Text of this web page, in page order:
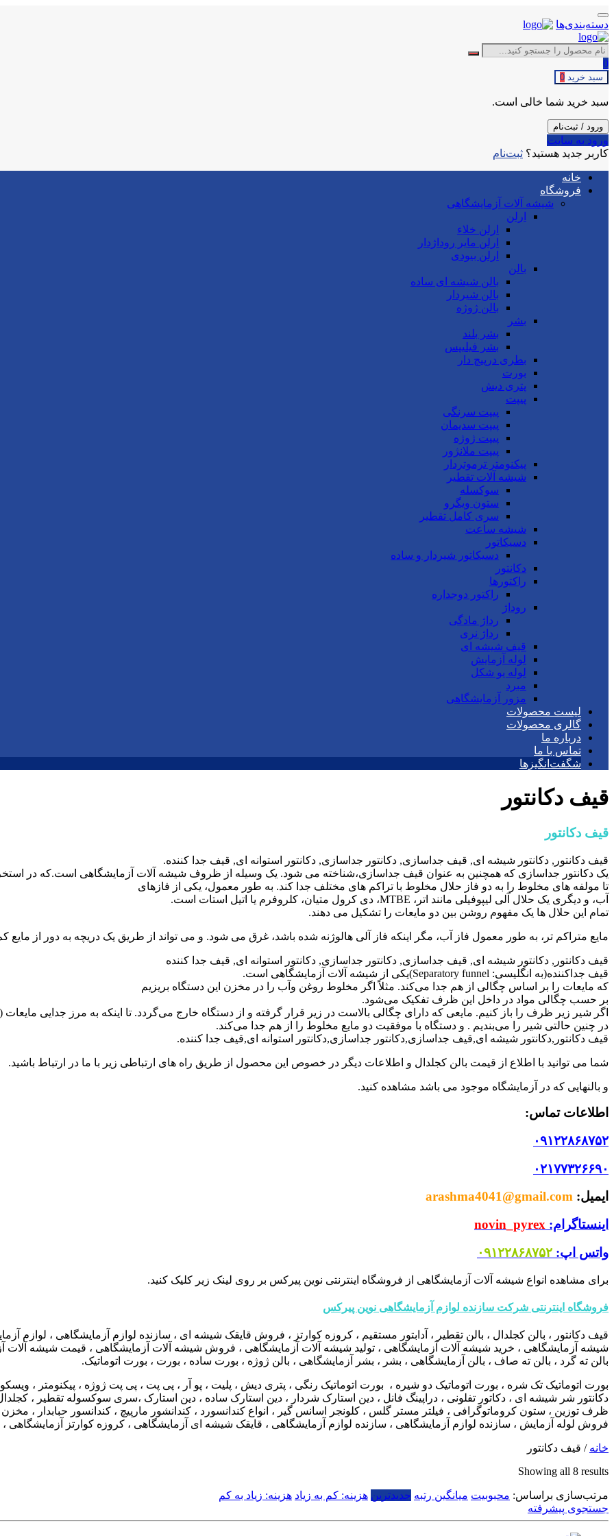
دسته‌بندی‌ها
0
سبد خرید 0
سبد خرید شما خالی است.
ورود / ثبت‌نام
ورود به سایت
کاربر جدید هستید؟ ثبت‌نام
خانه
فروشگاه
شیشه آلات آزمایشگاهی
ارلن
ارلن خلاء
ارلن مایر روداژدار
ارلن بیودی
بالن
بالن شیشه ای ساده
بالن شیردار
بالن ژوژه
بشر
بشر بلند
بشر فیلیپس
بطری درپیچ دار
بورت
پتری دیش
پیپت
پیپت سرنگی
پیپت سدیمان
پیپت ژوژه
پیپت ملانژور
پیکنومتر ترموتردار
شیشه آلات تقطیر
سوکسله
ستون ویگرو
سری کامل تقطیر
شیشه ساعت
دسیکاتور
دسیکاتور شیردار و ساده
دکانتور
راکتورها
راکتور دوجداره
روداژ
رداژ مادگی
رداژ نری
قیف شیشه ای
لوله آزمایش
لوله یو شکل
مبرد
مزور آزمایشگاهی
لیست محصولات
گالری محصولات
درباره ما
تماس با ما
شگفت‌انگیزها
قیف دکانتور
قیف دکانتور
قیف دکانتور, دکانتور شیشه ای, قیف جداسازی, دکانتور جداسازی, دکانتور استوانه ای, قیف جدا کننده.
یک دکانتور جداسازی که همچنین به عنوان قیف جداسازی،شناخته می شود. یک وسیله از ظروف شیشه آلات آزمایشگاهی است.که در
تا مولفه های مخلوط را به دو فاز حلال مخلوط با تراکم های مختلف جدا کند. به طور معمول، یکی از فازهای
آب، و دیگری یک حلال آلی لیپوفیلی مانند اتر، MTBE، دی کرول متیان، کلروفرم یا اتیل استات است.
تمام این حلال ها یک مفهوم روشن بین دو مایعات را تشکیل می دهند.
مایع متراکم تر، به طور معمول فاز آب، مگر اینکه فاز آلی هالوژنه شده باشد، غرق می شود. و می تواند از طریق یک دریچه به دور از
قیف دکانتور, دکانتور شیشه ای, قیف جداسازی, دکانتور جداسازی, دکانتور استوانه ای, قیف جدا کننده
قیف جداکننده(به انگلیسی: Separatory funnel)یکی از شیشه آلات آزمایشگاهی است.
که مایعات را بر اساس چگالی از هم جدا می‌کند. مثلاً اگر مخلوط روغن وآب را در مخزن این دستگاه بریزیم
بر حسب چگالی مواد در داخل این ظرف تفکیک می‌شود.
اگر شیر زیر ظرف را باز کنیم. مایعی که دارای چگالی بالاست در زیر قرار گرفته و از دستگاه خارج می‌گردد. تا اینکه به مرز جدایی
در چنین حالتی شیر را می‌بندیم . و دستگاه با موفقیت دو مایع مخلوط را از هم جدا می‌کند.
قیف دکانتور,دکانتور شیشه ای,قیف جداسازی,دکانتور جداسازی,دکانتور استوانه ای,قیف جدا کننده.
شما می توانید با اطلاع از قیمت بالن کجلدال و اطلاعات دیگر در خصوص این محصول از طریق راه های ارتباطی زیر با ما در ارتباط باشید.
و بالنهایی که در آزمایشگاه موجود می باشد مشاهده کنید.
اطلاعات تماس:
۰۹۱۲۲۸۶۸۷۵۲
۰۲۱۷۷۳۲۶۶۹۰
ایمیل: arashma4041@gmail.com
اینستاگرام: novin_pyrex
واتس اپ: ۰۹۱۲۲۸۶۸۷۵۲
برای مشاهده انواع شیشه آلات آزمایشگاهی از فروشگاه اینترنتی نوین پیرکس بر روی لینک زیر کلیک کنید.
فروشگاه اینترنتی شرکت سازنده لوازم آزمایشگاهی نوین پیرکس
قیف دکانتور ، بالن کجلدال ، بالن تقطیر ، آدابتور مستقیم ، کروزه کوارتز ، فروش قایقک شیشه ای ، سازنده لوازم آزمایشگاهی ، لوازم
شیشه آزمایشگاهی ، خرید شیشه آلات آزمایشگاهی ، تولید شیشه آلات آزمایشگاهی ، فروش شیشه آلات آزمایشگاهی ، قیمت شیشه آلات
بالن ته گرد ، بالن ته صاف ، بالن آزمایشگاهی ، بشر ، بشر آزمایشگاهی ، بالن ژوژه ، بورت ساده ، بورت ، بورت اتوماتیک.
بورت اتوماتیک تک شره ، بورت اتوماتیک دو شیره ، بورت اتوماتیک رنگی ، پتری دیش ، پلیت ، پو آر ، پی پت ، پی پت ژوژه ، پیکنومتر ،
دکانتور شر شیشه ای ، دکاتور تفلونی ، دراپینگ فانل ، دین استارک شردار ، دین استارک ساده ، دین استارک ،سری سوکسوله تقطیر ،
ظرف توزین ، ستون کروماتوگرافی ، فیلتر مستر گلس ، کلونجر اسانس گیر ، انواع کندانسورد ، کندانشور مارپیچ ، کندانسور حبابدار ،
فروش لوله آزمایش ، سازنده لوازم آزمایشگاهی ، سازنده لوازم آزمایشگاهی ، قایقک شیشه ای آزمایشگاهی ، کروزه کوارتز آزمایشگاهی
خانه / قیف دکانتور
Showing all 8 results
latestمرتب‌سازی براساس: محبوبیت میانگین رتبه جدیدترین هزینه: کم به زیاد هزینه: زیاد به کم
جستجوی پیشرفته